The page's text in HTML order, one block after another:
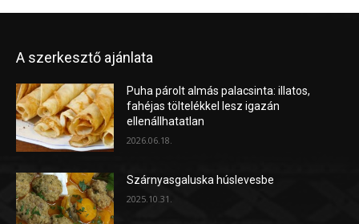
A szerkesztő ajánlata
Puha párolt almás palacsinta: illatos,
fahéjas töltelékkel lesz igazán
ellenállhatatlan
2026.06.18.
Szárnyasgaluska húslevesbe
2025.10.31.